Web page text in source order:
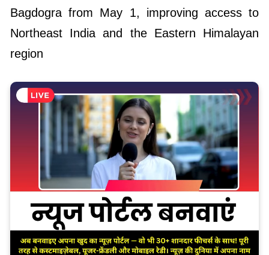
Bagdogra from May 1, improving access to
Northeast India and the Eastern Himalayan
region